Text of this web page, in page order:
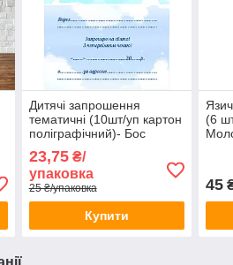
Дитячі запрошення
тематичні (10шт/уп картон
поліграфічний)- Бос
23,75₴/
упаковка
25 ₴/упаковка
Купити
(6
45